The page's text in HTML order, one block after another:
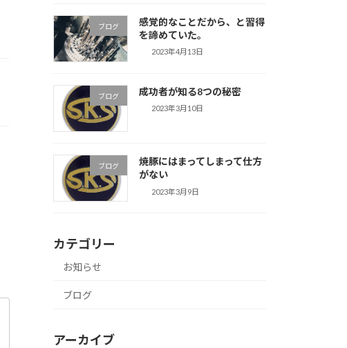
ブログ
感覚的なことだから、と習得
を諦めていた。
2023年4月13日
ブログ 成功者が知る8つの秘密
2023年3月10日
ブログ
焼豚にはまってしまって仕方
がない
2023年3月9日
カテゴリー
お知らせ
ブログ
アーカイブ